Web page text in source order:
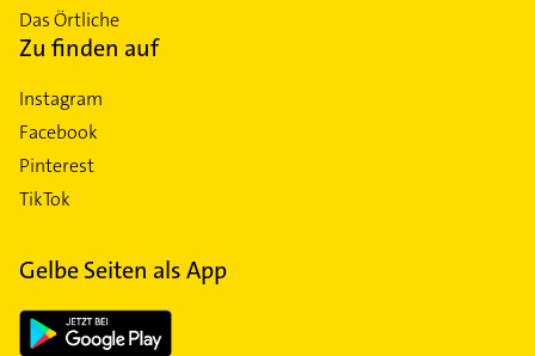
Das Örtliche
Zu finden auf
Instagram
Facebook
Pinterest
TikTok
Gelbe Seiten als App